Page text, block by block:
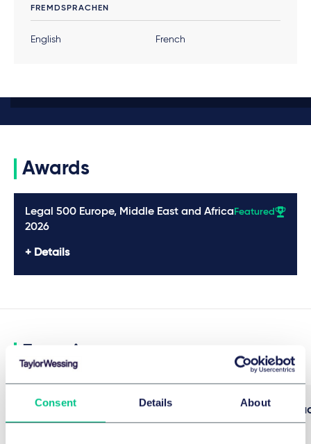
Consent Details About
FREMDSPRACHEN
English French
Awards
Legal 500 Europe, Middle East and Africa
2026
Featured
Details
Beratung von Mitel bei der
Übernahme von Unify von Atos
Corcentric
platform